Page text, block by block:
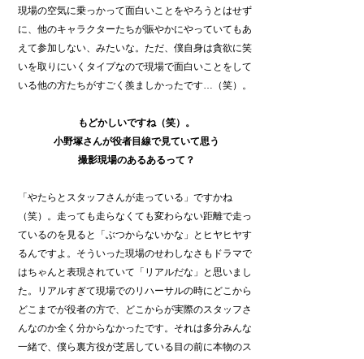
現場の空気に乗っかって面白いことをやろうとはせず
に、他のキャラクターたちが賑やかにやっていてもあ
えて参加しない、みたいな。ただ、僕自身は貪欲に笑
いを取りにいくタイプなので現場で面白いことをして
いる他の方たちがすごく羨ましかったです…（笑）。
もどかしいですね（笑）。
小野塚さんが役者目線で見ていて思う
撮影現場のあるあるって？
「やたらとスタッフさんが走っている」ですかね
（笑）。走っても走らなくても変わらない距離で走っ
ているのを見ると「ぶつからないかな」とヒヤヒヤす
るんですよ。そういった現場のせわしなさもドラマで
はちゃんと表現されていて「リアルだな」と思いまし
た。リアルすぎて現場でのリハーサルの時にどこから
どこまでが役者の方で、どこからが実際のスタッフさ
んなのか全く分からなかったです。それは多分みんな
一緒で、僕ら裏方役が芝居している目の前に本物のス